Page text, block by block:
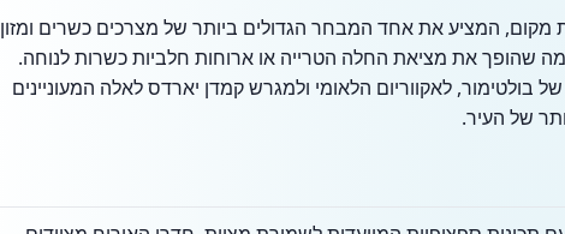
מקום, המציע את אחד המבחר הגדולים ביותר של מצרכים כשרים ומזון
שהופך את מציאת החלה הטרייה או ארוחות חלביות כשרות לנוחה.
בולטימור, לאקווריום הלאומי ולמגרש קמדן יארדס לאלה המעוניינים
של העיר.